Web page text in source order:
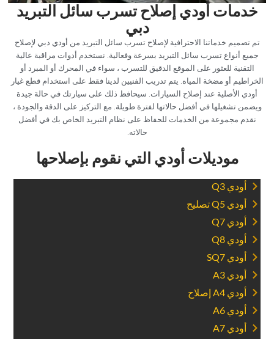
‏موديلات أودي التي نقوم بإصلاحها‏
‏أودي Q3‏
‏أودي Q5 تصليح‏
‏أودي Q7‏
‏أودي Q8‏
‏أودي SQ7‏
‏أودي A3‏
‏أودي A4 إصلاح‏
‏أودي A6‏
‏أودي A7‏
‏خدمات أودي إصلاح تسرب سائل التبريد
دبي‏
‏تم تصميم خدماتنا الاحترافية لإصلاح تسرب سائل التبريد من أودي دبي لإصلاح
جميع أنواع تسرب سائل التبريد بسرعة وفعالية. نستخدم أدوات مراقبة عالية
التقنية للعثور على الموقع الدقيق للتسرب ، سواء في المحرك أو المبرد أو
الخراطيم أو مضخة المياه. يتم تدريب الفنيين لدينا فقط على استخدام قطع غيار
أودي الأصلية عند إصلاح السيارات. سيحافظ ذلك على سيارتك في حالة جيدة
ويضمن تشغيلها في أفضل حالاتها لفترة طويلة. مع التركيز على الدقة والجودة ،
نقدم مجموعة من الخدمات للحفاظ على نظام التبريد الخاص بك في أفضل
حالاته.‏